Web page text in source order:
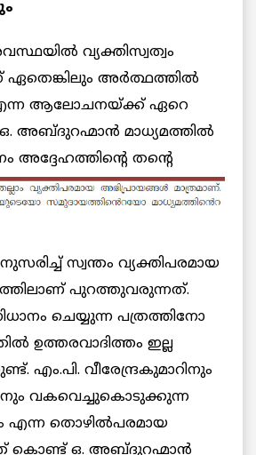
വ്യക്തിസ്വത്വം
ഏതെങ്കിലും അര്‍ത്ഥത്തില്‍
ആലോചനയ്ക്ക് ഏറെ
അബ്ദുറഹ്മാന്‍ മാധ്യമത്തില്‍
അദ്ദേഹത്തിന്റെ തന്റെ
സ്വന്തം വ്യക്തിപരമായ
പുറത്തുവരുന്നത്.
ചെയ്യുന്ന പത്രത്തിനോ
ഉത്തരവാദിത്തം ഇല്ല
എം.പി. വീരേന്ദ്രകുമാറിനും
വകവെച്ചുകൊടുക്കുന്ന
എന്ന തൊഴില്‍പരമായ
കൊണ്ട് ഒ. അബ്ദുറഹ്മാന്‍